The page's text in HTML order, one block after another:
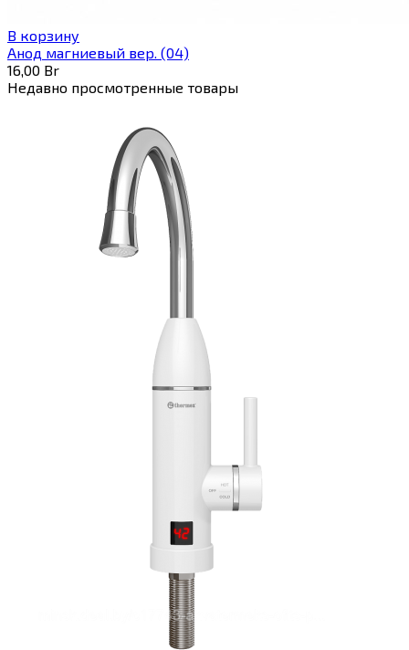
В корзину
Анод магниевый вер. (04)
16,00 Br
Недавно просмотренные товары